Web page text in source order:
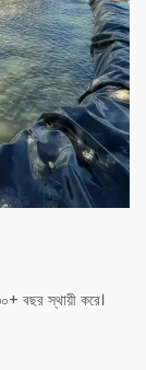
বছর স্থায়ী করে।